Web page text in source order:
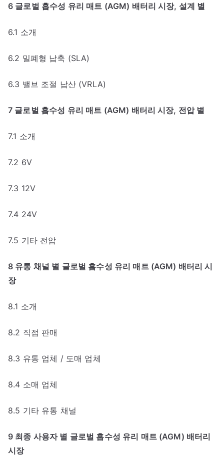
6 글로벌 흡수성 유리 매트 (AGM) 배터리 시장, 설계 별
6.1 소개
6.2 밀폐형 납축 (SLA)
6.3 밸브 조절 납산 (VRLA)
7 글로벌 흡수성 유리 매트 (AGM) 배터리 시장, 전압 별
7.1 소개
7.2 6V
7.3 12V
7.4 24V
7.5 기타 전압
8 유통 채널 별 글로벌 흡수성 유리 매트 (AGM) 배터리 시
장
8.1 소개
8.2 직접 판매
8.3 유통 업체 / 도매 업체
8.4 소매 업체
8.5 기타 유통 채널
9 최종 사용자 별 글로벌 흡수성 유리 매트 (AGM) 배터리
시장